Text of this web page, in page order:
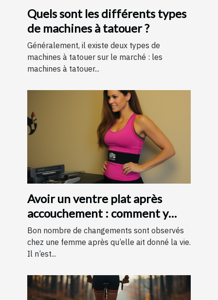
Quels sont les différents types
de machines à tatouer ?
Généralement, il existe deux types de
machines à tatouer sur le marché : les
machines à tatouer...
Avoir un ventre plat après
accouchement : comment y
parvenir ?
Bon nombre de changements sont observés
chez une femme après qu’elle ait donné la vie.
Il n’est...